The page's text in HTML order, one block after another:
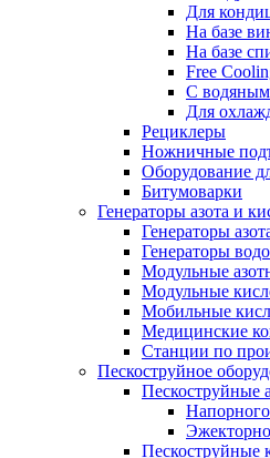
Для
На базе
На базе
Free
С водяным
Для
Рециклеры
Ножничные
Оборудование
Битумоварки
Генераторы азота и
Генераторы
Генераторы
Модульные
Модульные
Мобильные
Медицинские
Станции по
Пескоструйное
Пескоструйные
Пескоструйные